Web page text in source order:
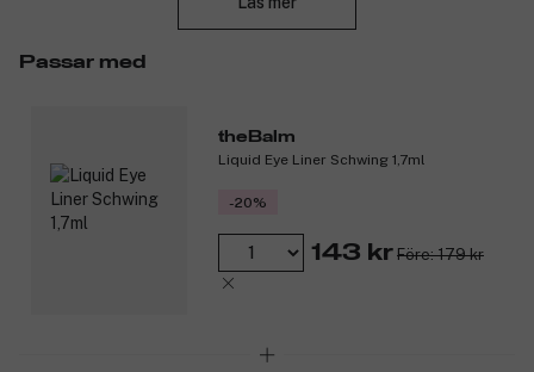
Mary-Lou Manizer från The Balm är inte testad på djur.
Produktnummer:
Passar med
theBalm
Liquid Eye Liner Schwing 1,7ml
-20%
143 kr Före: 179 kr